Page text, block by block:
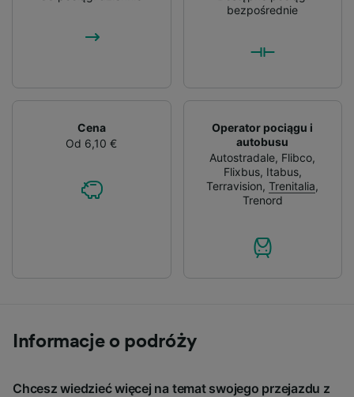
bezpośrednie
Cena
Od 6,10 €
Operator pociągu i
autobusu
Autostradale, Flibco,
Flixbus, Itabus,
Terravision,Trenitalia,
Trenord
Informacje o podróży
Chcesz wiedzieć więcej na temat swojego przejazdu z